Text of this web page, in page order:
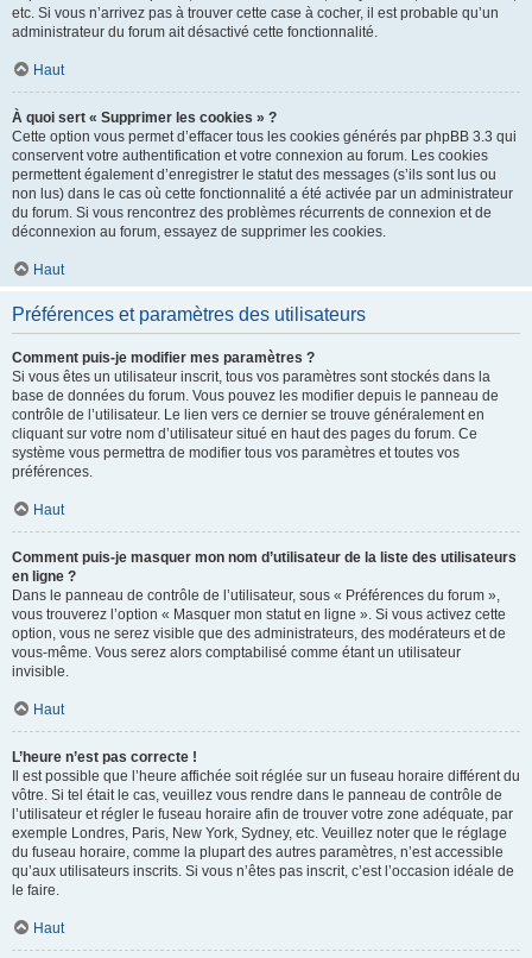
etc. Si vous n’arrivez pas à trouver cette case à cocher, il est probable qu’un
administrateur du forum ait désactivé cette fonctionnalité.
Haut
À quoi sert « Supprimer les cookies » ?
Cette option vous permet d’effacer tous les cookies générés par phpBB 3.3 qui
conservent votre authentification et votre connexion au forum. Les cookies
permettent également d’enregistrer le statut des messages (s’ils sont lus ou
non lus) dans le cas où cette fonctionnalité a été activée par un administrateur
du forum. Si vous rencontrez des problèmes récurrents de connexion et de
déconnexion au forum, essayez de supprimer les cookies.
Haut
Préférences et paramètres des utilisateurs
Comment puis-je modifier mes paramètres ?
Si vous êtes un utilisateur inscrit, tous vos paramètres sont stockés dans la
base de données du forum. Vous pouvez les modifier depuis le panneau de
contrôle de l’utilisateur. Le lien vers ce dernier se trouve généralement en
cliquant sur votre nom d’utilisateur situé en haut des pages du forum. Ce
système vous permettra de modifier tous vos paramètres et toutes vos
préférences.
Haut
Comment puis-je masquer mon nom d’utilisateur de la liste des utilisateurs
en ligne ?
Dans le panneau de contrôle de l’utilisateur, sous « Préférences du forum »,
vous trouverez l’option « Masquer mon statut en ligne ». Si vous activez cette
option, vous ne serez visible que des administrateurs, des modérateurs et de
vous-même. Vous serez alors comptabilisé comme étant un utilisateur
invisible.
Haut
L’heure n’est pas correcte !
Il est possible que l’heure affichée soit réglée sur un fuseau horaire différent du
vôtre. Si tel était le cas, veuillez vous rendre dans le panneau de contrôle de
l’utilisateur et régler le fuseau horaire afin de trouver votre zone adéquate, par
exemple Londres, Paris, New York, Sydney, etc. Veuillez noter que le réglage
du fuseau horaire, comme la plupart des autres paramètres, n’est accessible
qu’aux utilisateurs inscrits. Si vous n’êtes pas inscrit, c’est l’occasion idéale de
le faire.
Haut